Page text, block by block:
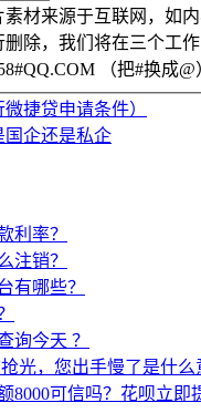
材来源于互联网，如
除，我们将在三个工作
（把#换成@
捷贷申请条件）
国企还是私企
利率？
注销？
有哪些？
询今天 ？
光，您出手慢了是什么
8000可信吗？花呗立即